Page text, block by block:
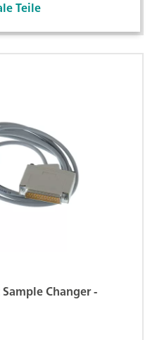
Teile
Changer -